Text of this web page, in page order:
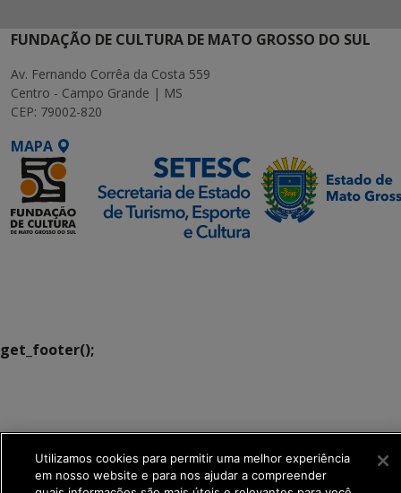
FUNDAÇÃO DE CULTURA DE MATO GROSSO DO SUL
Av. Fernando Corrêa da Costa 559
Centro - Campo Grande | MS
CEP: 79002-820
MAPA
get_footer();
Utilizamos cookies para permitir uma melhor experiência
em nosso website e para nos ajudar a compreender